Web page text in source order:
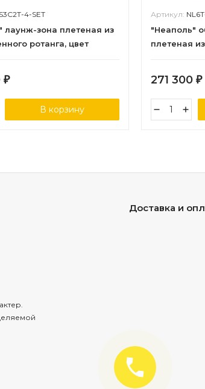
4-SET
лаунж-зона плетеная из
ротанга, цвет
₽
В корзину
Артикул:
"Неаполь"
плетеная
271 300 ₽
Доставка и